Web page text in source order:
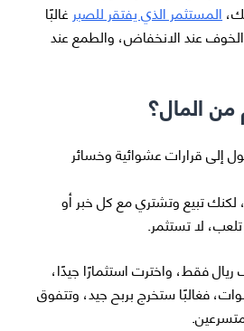
المستثمر الذي يفتقر للصبر غالبًا
عند الانخفاض، والطمع عند
من المال؟
إلى قرارات عشوائية وخسائر
لكنك تبيع وتشتري مع كل خبر أو
لا تستثمر.
استثمرت 50 ألف ريال فقط، واخترت استثمارًا جيدًا،
عليه 3 أو 5 سنوات، فغالبًا ستخرج بربح جيد، وتتفوق